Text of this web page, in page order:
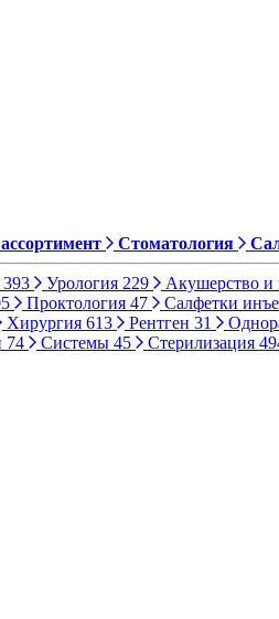
Стоматология
393 Урология 229 Акушерство и
Проктология 47 Салфетки
Хирургия 613 Рентген 31
74 Системы 45 Стерилизация